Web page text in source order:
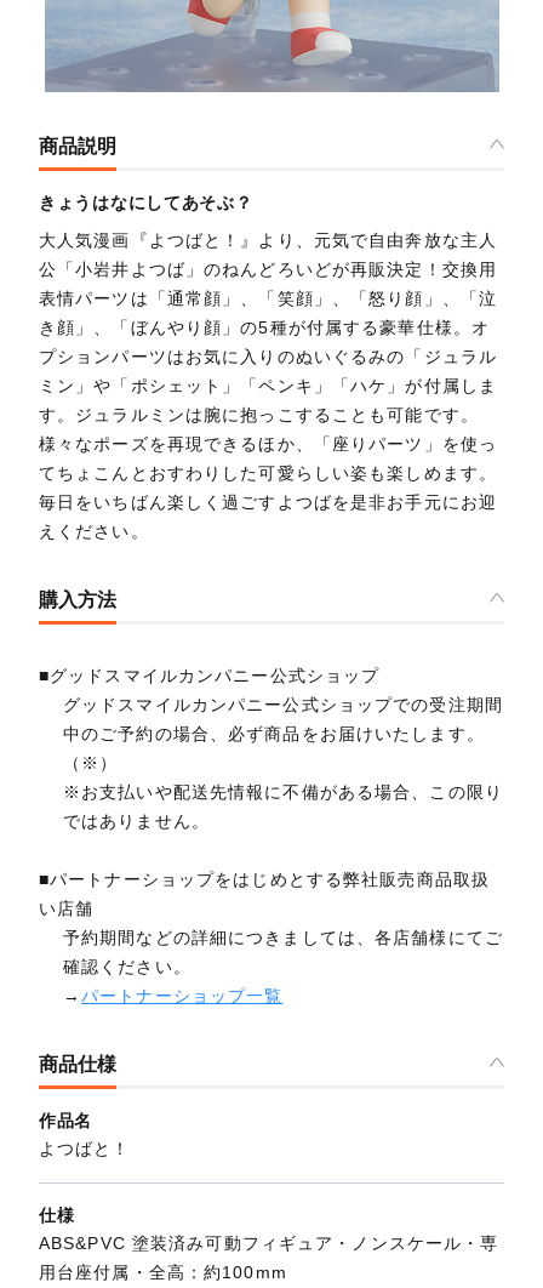
商品説明
きょうはなにしてあそぶ？
大人気漫画『よつばと！』より、元気で自由奔放な主人
公「小岩井よつば」のねんどろいどが再販決定！交換用
表情パーツは「通常顔」、「笑顔」、「怒り顔」、「泣
き顔」、「ぼんやり顔」の5種が付属する豪華仕様。オ
プションパーツはお気に入りのぬいぐるみの「ジュラル
ミン」や「ポシェット」「ペンキ」「ハケ」が付属しま
す。ジュラルミンは腕に抱っこすることも可能です。
様々なポーズを再現できるほか、「座りパーツ」を使っ
てちょこんとおすわりした可愛らしい姿も楽しめます。
毎日をいちばん楽しく過ごすよつばを是非お手元にお迎
えください。
購入方法
■グッドスマイルカンパニー公式ショップ
グッドスマイルカンパニー公式ショップでの受注期間
中のご予約の場合、必ず商品をお届けいたします。
（※）
※お支払いや配送先情報に不備がある場合、この限り
ではありません。
■パートナーショップをはじめとする弊社販売商品取扱
い店舗
予約期間などの詳細につきましては、各店舗様にてご
確認ください。
→パートナーショップ一覧
商品仕様
作品名
よつばと！
仕様
ABS&PVC 塗装済み可動フィギュア・ノンスケール・専
用台座付属・全高：約100mm